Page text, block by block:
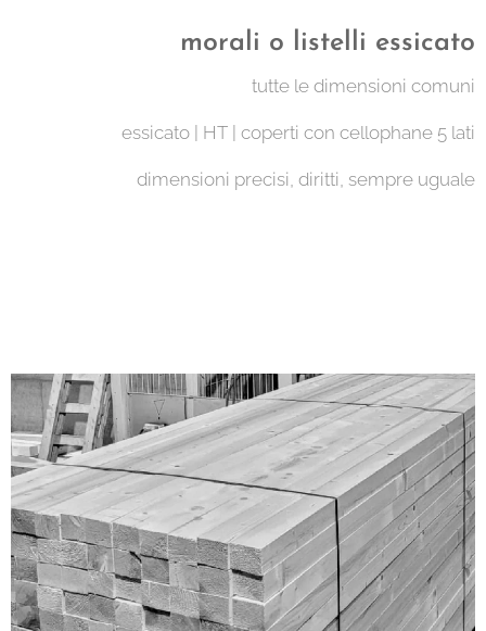
morali o listelli essicato
tutte le dimensioni comuni
essicato | HT | coperti con cellophane 5 lati
dimensioni precisi, diritti, sempre uguale